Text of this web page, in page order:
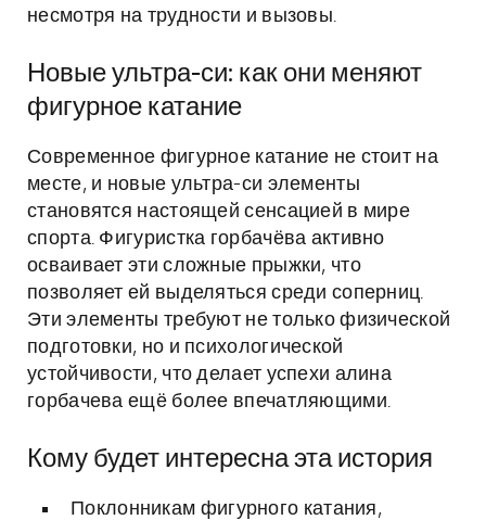
несмотря на трудности и вызовы.
Новые ультра-си: как они меняют
фигурное катание
Современное фигурное катание не стоит на
месте, и новые ультра-си элементы
становятся настоящей сенсацией в мире
спорта. Фигуристка горбачёва активно
осваивает эти сложные прыжки, что
позволяет ей выделяться среди соперниц.
Эти элементы требуют не только физической
подготовки, но и психологической
устойчивости, что делает успехи алина
горбачева ещё более впечатляющими.
Кому будет интересна эта история
Поклонникам фигурного катания,